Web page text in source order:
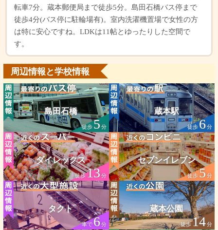
転車7分。蔵本郵便局まで徒歩5分。島田石橋バス停まで
徒歩4分(バス停に駐輪場有)。室内洗濯機置場で女性の方
は特に安心ですね。LDKは11帖とゆったりした空間で
す。
周辺情報と学校情報
島田石橋
徒歩5 分
蔵本駅
徒歩6分
ダイレックス
徒歩13分
セブンイレブン
徒歩5分
タクト
車で6分
蔵本公園
徒歩14分